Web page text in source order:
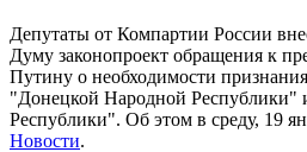
Депутаты от Компартии России
Думу законопроект обращения к
Путину о необходимости
"Донецкой Народной Республики"
Республики". Об этом в среду, 19
Новости.